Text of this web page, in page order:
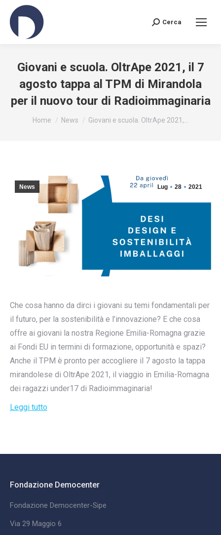
Search:
Cerca
Giovani e scuola. OltrApe 2021, il 7
agosto tappa al TPM di Mirandola
per il nuovo tour di Radioimmaginaria
You are here:
Home News Giovani e scuola. OltrApe 2021,…
Lug 28 2021
News
Che cosa hanno da dirci i giovani su temi fondamentali per
il futuro, per la sostenibilità e l’innovazione? E che cosa
offre ai giovani la nostra Regione Emilia-Romagna grazie
ai Fondi EU in termini di formazione, opportunità e spazi?
Anche il TPM è pronto per accogliere il 7 agosto la tappa
mirandolese di OltrApe 2021, il viaggio in Emilia-Romagna
dei ragazzi under17 di Radioimmaginaria!
Leggi tutto
Fondazione Democenter
Fondazione Democenter-Sipe
Via 29 Maggio 6